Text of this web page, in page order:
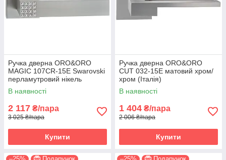
Ручка дверна ORO&ORO
MAGIC 107СR-15E Swarovski
перламутровий нікель
(Італія)
В наявності
2 117 ₴/пара
3 025 ₴/пара
Купити
Ручка дверна ORO&ORO
CUT 032-15E матовий хром/
хром (Італія)
В наявності
1 404 ₴/пара
2 006 ₴/пара
Купити